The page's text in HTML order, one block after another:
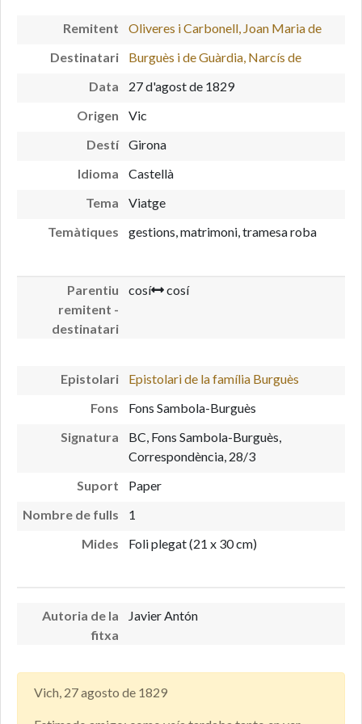
Remitent
Oliveres i Carbonell, Joan Maria de
Destinatari
Burguès i de Guàrdia, Narcís de
Data
27 d'agost de 1829
Origen
Vic
Destí
Girona
Idioma
Castellà
Tema
Viatge
Temàtiques
gestions, matrimoni, tramesa roba
Parentiu
remitent -
destinatari
cosí cosí
Epistolari
Epistolari de la família Burguès
Fons
Fons Sambola-Burguès
Signatura
BC, Fons Sambola-Burguès,
Correspondència, 28/3
Suport
Paper
Nombre de fulls
1
Mides
Foli plegat (21 x 30 cm)
Autoria de la
fitxa
Javier Antón
Vich, 27 agosto de 1829